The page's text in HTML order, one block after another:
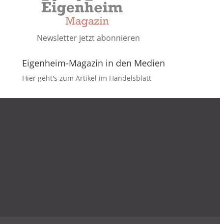
Newsletter jetzt abonnieren
Eigenheim-Magazin in den Medien
Hier geht's zum Artikel im Handelsblatt
DATENSCHUTZ